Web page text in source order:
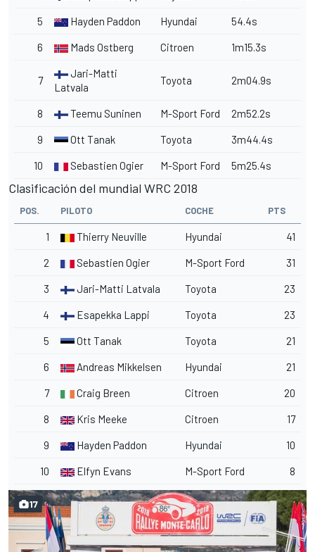
5 Hayden Paddon Hyundai 54.4s
6 Mads Ostberg Citroen 1m15.3s
7
Jari-Matti
Latvala
Toyota 2m04.9s
8 Teemu Suninen M-Sport Ford 2m52.2s
9 Ott Tanak Toyota 3m44.4s
10 Sebastien Ogier M-Sport Ford 5m25.4s
Clasificación del mundial WRC 2018
POS. PILOTO COCHE PTS
1 Thierry Neuville Hyundai 41
2 Sebastien Ogier M-Sport Ford 31
3 Jari-Matti Latvala Toyota 23
4 Esapekka Lappi Toyota 23
5 Ott Tanak Toyota 21
6 Andreas Mikkelsen Hyundai 21
7 Craig Breen Citroen 20
8 Kris Meeke Citroen 17
9 Hayden Paddon Hyundai 10
10 Elfyn Evans M-Sport Ford 8
17